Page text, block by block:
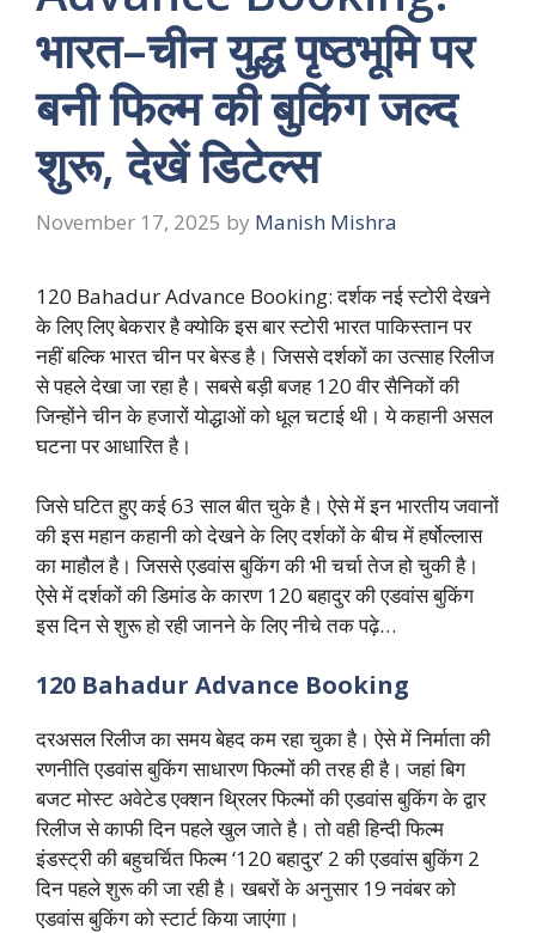
भारत–चीन युद्ध पृष्ठभूमि पर
बनी फिल्म की बुकिंग जल्द
शुरू, देखें डिटेल्स
November 17, 2025 by Manish Mishra
120 Bahadur Advance Booking: दर्शक नई स्टोरी देखने
के लिए लिए बेकरार है क्योकि इस बार स्टोरी भारत पाकिस्तान पर
नहीं बल्कि भारत चीन पर बेस्ड है। जिससे दर्शकों का उत्साह रिलीज
से पहले देखा जा रहा है। सबसे बड़ी बजह 120 वीर सैनिकों की
जिन्होंने चीन के हजारों योद्धाओं को धूल चटाई थी। ये कहानी असल
घटना पर आधारित है।
जिसे घटित हुए कई 63 साल बीत चुके है। ऐसे में इन भारतीय जवानों
की इस महान कहानी को देखने के लिए दर्शकों के बीच में हर्षोल्लास
का माहौल है। जिससे एडवांस बुकिंग की भी चर्चा तेज हो चुकी है।
ऐसे में दर्शकों की डिमांड के कारण 120 बहादुर की एडवांस बुकिंग
इस दिन से शुरू हो रही जानने के लिए नीचे तक पढ़े…
120 Bahadur Advance Booking
दरअसल रिलीज का समय बेहद कम रहा चुका है। ऐसे में निर्माता की
रणनीति एडवांस बुकिंग साधारण फिल्मों की तरह ही है। जहां बिग
बजट मोस्ट अवेटेड एक्शन थ्रिलर फिल्मों की एडवांस बुकिंग के द्वार
रिलीज से काफी दिन पहले खुल जाते है। तो वही हिन्दी फिल्म
इंडस्ट्री की बहुचर्चित फिल्म ‘120 बहादुर’ 2 की एडवांस बुकिंग 2
दिन पहले शुरू की जा रही है। खबरों के अनुसार 19 नवंबर को
एडवांस बुकिंग को स्टार्ट किया जाएंगा।